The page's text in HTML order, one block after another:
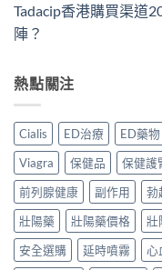
Tadacip香港購買渠道
陣？
熱點關注
Cialis ED治療 ED藥物
Viagra
保健品 保健護
前列腺健康
副作用 勃
壯陽藥
壯陽藥價格 壯
安全選購
延時噴霧 心